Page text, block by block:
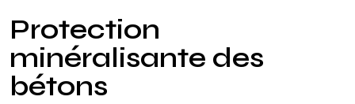
Protection
minéralisante des
bétons